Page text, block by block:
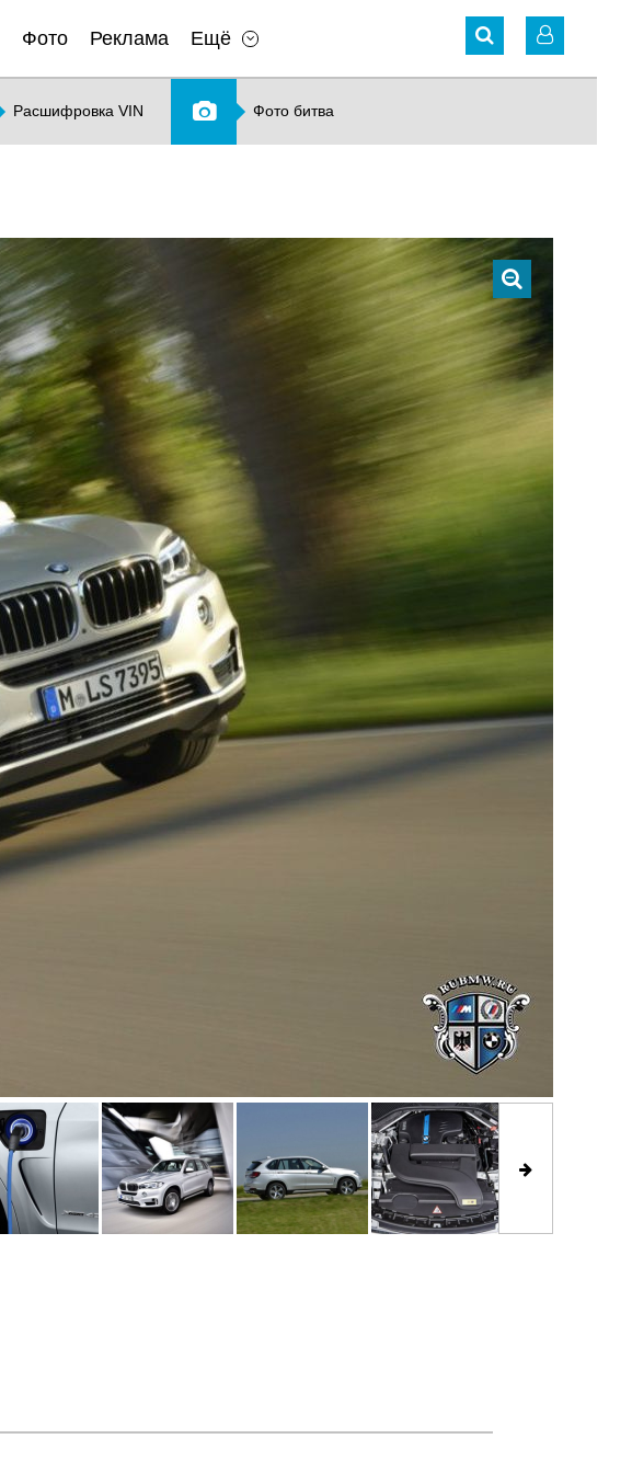
Фото Реклама Ещё
Расшифровка VIN Фото битва